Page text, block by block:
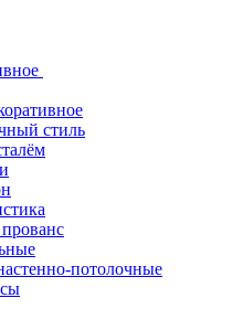
стиль
потолочные